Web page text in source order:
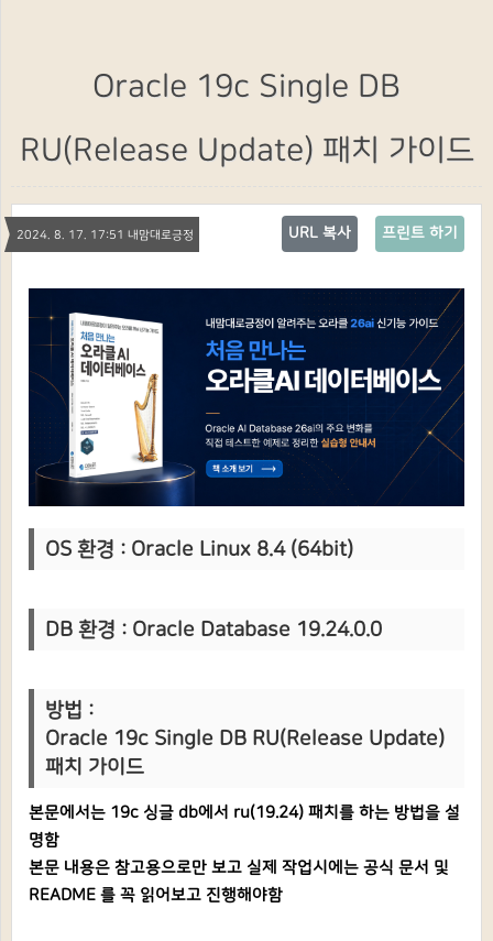
Oracle 19c Single DB
RU(Release Update) 패치 가이드
2024. 8. 17. 17:51 내맘대로긍정 프린트 하기
URL 복사
OS 환경 : Oracle Linux 8.4 (64bit)
DB 환경 : Oracle Database 19.24.0.0
방법 :
Oracle 19c Single DB RU(Release Update)
패치 가이드
본문에서는 19c 싱글 db에서 ru(19.24) 패치를 하는 방법을 설
명함
본문 내용은 참고용으로만 보고 실제 작업시에는 공식 문서 및
README 를 꼭 읽어보고 진행해야함